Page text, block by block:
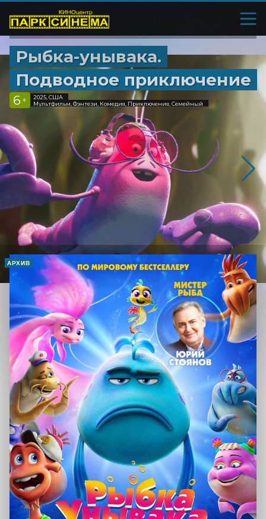
Рыбка-унывака.
Подводное приключение
6 +
2025, США
Мультфильм, Фэнтези, Комедия, Приключения, Семейный
АРХИВ